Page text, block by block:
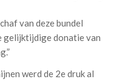
van deze bundel
donatie van
werd de 2e druk al